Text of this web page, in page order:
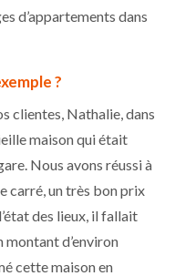
d’appartements dans
?
clientes, Nathalie, dans
maison qui était
Nous avons réussi à
carré, un très bon prix
des lieux, il fallait
montant d’environ
cette maison en